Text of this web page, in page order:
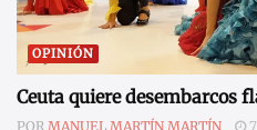
OPINIÓN
Ceuta quiere desembarcos
POR MANUEL MARTÍN MARTÍN 7